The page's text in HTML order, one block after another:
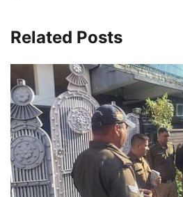
Related Posts